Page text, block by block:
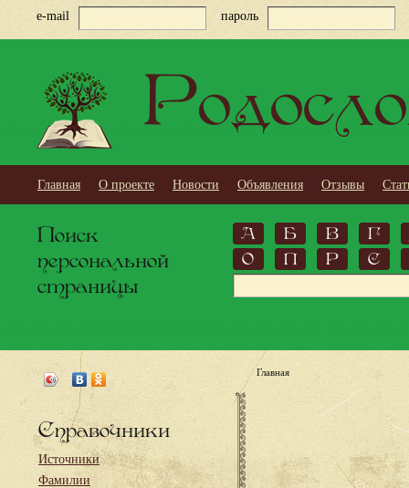
e-mail пароль
Главная О проекте Новости Объявления Отзывы
Поиск
персональной
страницы
А Б В
Г
О
П Р С
Справочники
Источники
Фамилии
Главная